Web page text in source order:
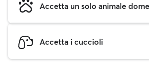
Accetta un solo animale
Accetta i cuccioli